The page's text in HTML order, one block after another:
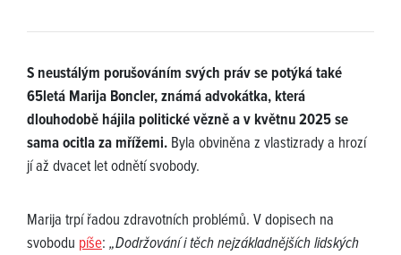
S neustálým porušováním svých práv se potýká také
65letá Marija Boncler, známá advokátka, která
dlouhodobě hájila politické vězně a v květnu 2025 se
sama ocitla za mřížemi. Byla obviněna z vlastizrady a hrozí
jí až dvacet let odnětí svobody.
Marija trpí řadou zdravotních problémů. V dopisech na
svobodu píše: „Dodržování i těch nejzákladnějších lidských